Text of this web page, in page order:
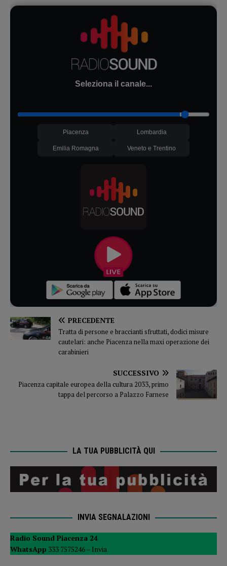
Seleziona il canale...
Piacenza Lombardia
Emilia Romagna Veneto e Trentino
PRECEDENTE
Tratta di persone e braccianti sfruttati, dodici misure
cautelari: anche Piacenza nella maxi operazione dei
carabinieri
SUCCESSIVO
Piacenza capitale europea della cultura 2033, primo
tappa del percorso a Palazzo Farnese
LA TUA PUBBLICITÀ QUI
INVIA SEGNALAZIONI
Radio Sound Piacenza 24
WhatsApp 333 7575246 – Invia